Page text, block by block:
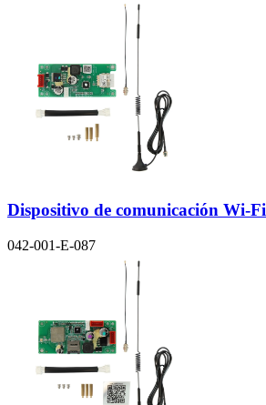
Dispositivo de comunicación Wi-Fi
042-001-E-087